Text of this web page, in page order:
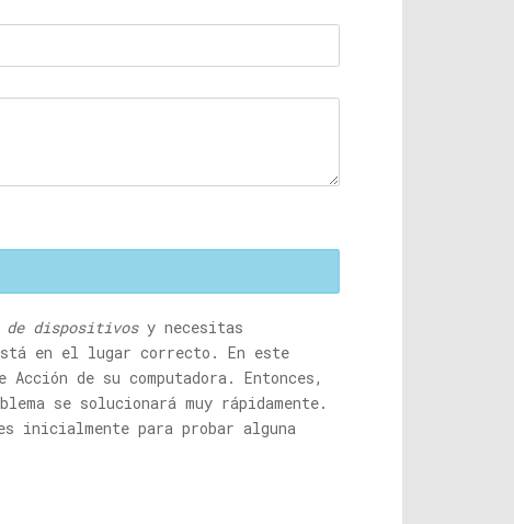
de dispositivosy necesitas
en el lugar correcto. En este
de su computadora. Entonces,
se solucionará muy rápidamente.
inicialmente para probar alguna